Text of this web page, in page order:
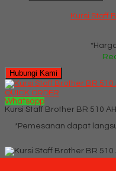
Kursi Staff
Hubungi Kami
QUICK ORDER
Whatsapp
Kursi Staff Brother BR 510 AH
*Pemesanan dapat